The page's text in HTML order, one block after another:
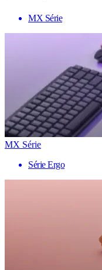
MX Série
MX Série
Série Ergo